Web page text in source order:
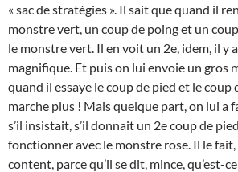
« sac de stratégies ». Il sait que quand il
monstre vert, un coup de poing et un
le monstre vert. Il en voit un 2e, idem, il y
magnifique. Et puis on lui envoie un gros
quand il essaye le coup de pied et le coup
marche plus ! Mais quelque part, on lui a
s’il insistait, s’il donnait un 2e coup de
fonctionner avec le monstre rose. Il le
content, parce qu’il se dit, mince, qu’est-